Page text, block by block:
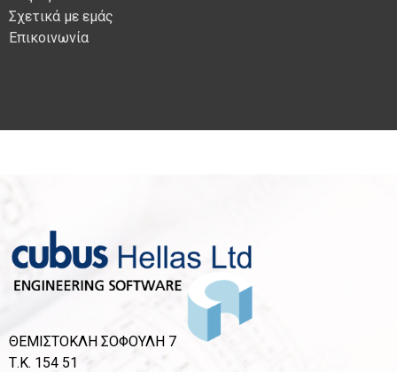
Σχετικά με εμάς
Επικοινωνία
ΘΕΜΙΣΤΟΚΛΗ ΣΟΦΟΥΛΗ 7
Τ.Κ. 154 51